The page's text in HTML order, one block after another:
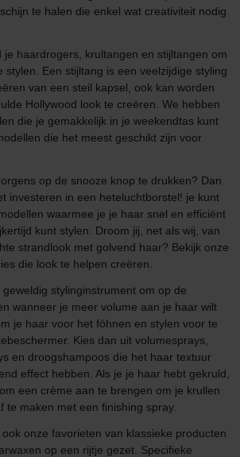
te halen die enkel wat creativiteit nodig
je haardrogers, krultangen en stijltangen om
stylen. Een stijltang is een veelzijdige styling
van een steil kapsel, ook kan worden
Hollywood look te creëren. We hebben
die je gemakkelijk in je weekendtas kunt
die het meest geschikt zijn voor
op de snooze knop te drukken? Dan
investeren in een heteluchtborstel! je kunt
waarmee je je haar snel en efficiënt
kunt stylen. Droom jij, net als wij, van
strandlook met golvend haar? Bekijk onze
die look te helpen creëren.
stylinginstrument om op de
wanneer je meer volume aan je haar wilt
je haar voor het föhnen en stylen voor te
Kies dan uit volumesprays,
en droogshampoos die het haar textuur
effect hebben. Als je je haar hebt gekruld,
een crème aan te brengen om je krullen
te maken met een finishing spray.
onze favorieten van klassieke producten
op een rijtje gezet. Specifieke